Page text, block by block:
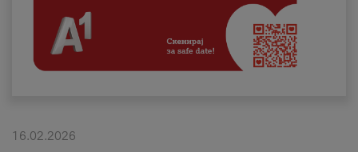
Поддршка
Надополни кредит
Плати сметка
#ПодобарОнлајн
16.02.2026